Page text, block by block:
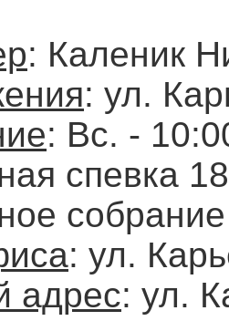
: Каленик
: ул.
: Вc. -
спевка
: ул.
адрес: ул.